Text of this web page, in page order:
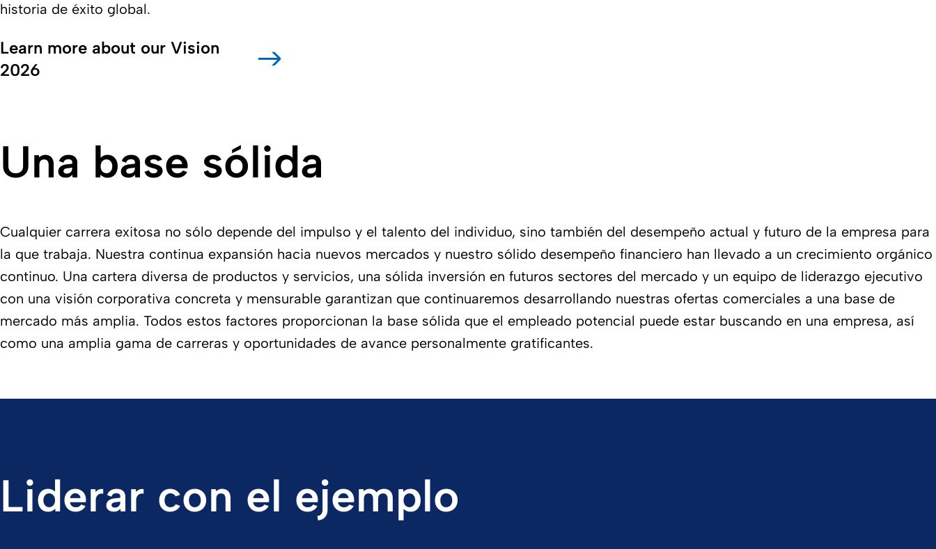
historia de éxito global.
Learn more about our Vision
2026
Una base sólida
Cualquier carrera exitosa no sólo depende del impulso y el talento del individuo, sino también del desempeño actual y futuro de la empresa para
la que trabaja. Nuestra continua expansión hacia nuevos mercados y nuestro sólido desempeño financiero han llevado a un crecimiento orgánico
continuo. Una cartera diversa de productos y servicios, una sólida inversión en futuros sectores del mercado y un equipo de liderazgo ejecutivo
con una visión corporativa concreta y mensurable garantizan que continuaremos desarrollando nuestras ofertas comerciales a una base de
mercado más amplia. Todos estos factores proporcionan la base sólida que el empleado potencial puede estar buscando en una empresa, así
como una amplia gama de carreras y oportunidades de avance personalmente gratificantes.
Liderar con el ejemplo